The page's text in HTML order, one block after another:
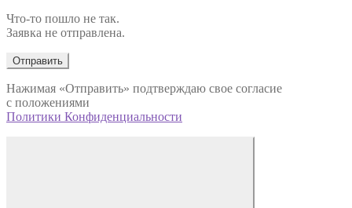
Что-то пошло не так.
Заявка не отправлена.
Отправить
Нажимая «Отправить» подтверждаю свое согласие
с положениями
Политики Конфиденциальности